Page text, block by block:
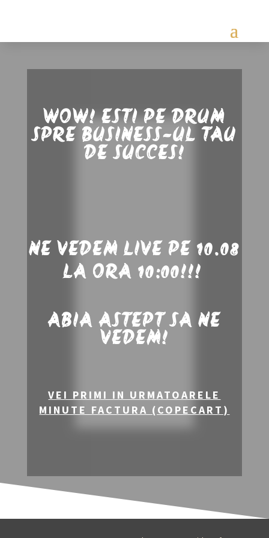
WOW! ESTI PE DRUM
SPRE BUSINESS-UL TAU
DE SUCCES!
NE VEDEM LIVE PE 10.08
LA ORA 10:00!!!
ABIA ASTEPT SA NE
VEDEM!
VEI PRIMI IN URMATOARELE
MINUTE FACTURA (COPECART)